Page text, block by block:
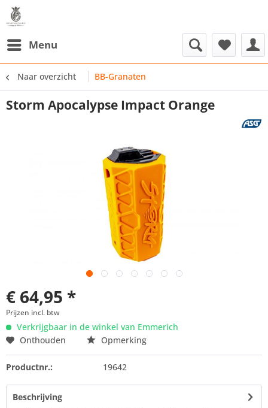
Menu
Naar overzicht BB-Granaten
Storm Apocalypse Impact Orange
€ 64,95 *
Prijzen incl. btw
Verkrijgbaar in de winkel van Emmerich
Onthouden
Opmerking
Productnr.: 19642
Beschrijving